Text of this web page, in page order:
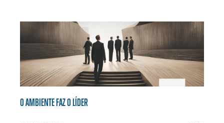
O AMBIENTE FAZ O LÍDER